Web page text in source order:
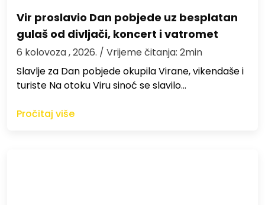
Vir proslavio Dan pobjede uz besplatan
gulaš od divljači, koncert i vatromet
6 kolovoza , 2026. / Vrijeme čitanja: 2min
Slavlje za Dan pobjede okupila Virane, vikendaše i
turiste Na otoku Viru sinoć se slavilo…
Pročitaj više